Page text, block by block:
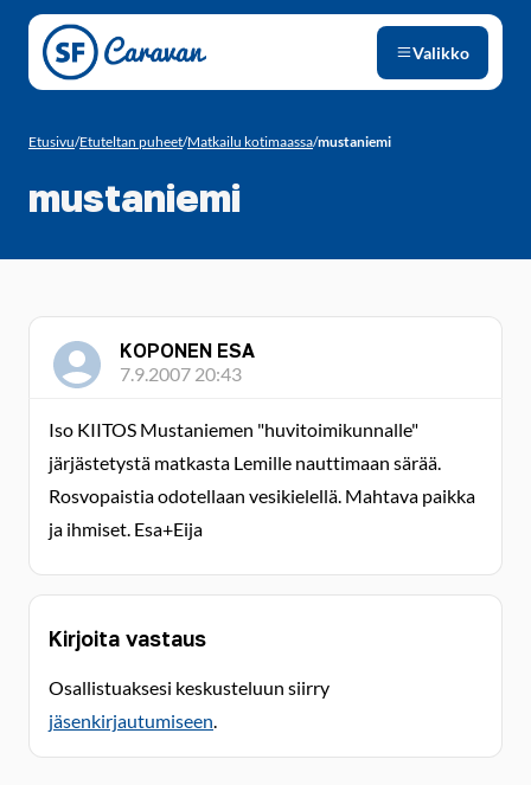
Siirry sivun sisältöön
Valikko
Etusivu/Etuteltan puheet/Matkailu kotimaassa/mustaniemi
mustaniemi
KOPONEN ESA
7.9.2007 20:43
Iso KIITOS Mustaniemen "huvitoimikunnalle"
järjästetystä matkasta Lemille nauttimaan särää.
Rosvopaistia odotellaan vesikielellä. Mahtava paikka
ja ihmiset. Esa+Eija
Kirjoita vastaus
Osallistuaksesi keskusteluun siirry
jäsenkirjautumiseen.